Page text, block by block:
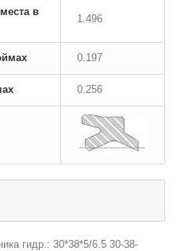
в
1.496
0.197
0.256
гидр.: 30*38*5/6.5 30-38-